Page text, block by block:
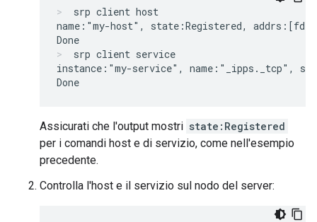
srp client host
name:"my-host", state:Registered,
srp client service
instance:"my-service", name:"_ipps._tcp",
Assicurati che l'output mostri state:Registered
per i comandi host e di servizio, come nell'esempio
precedente.
Controlla l'host e il servizio sul nodo del server: